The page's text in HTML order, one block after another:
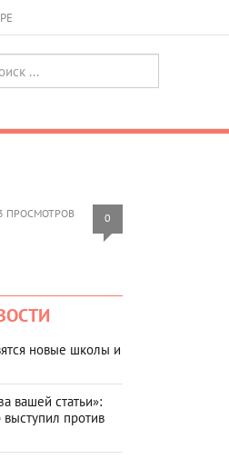
ПРОСМОТРОВ 0
новые школы и
вашей статьи»:
против